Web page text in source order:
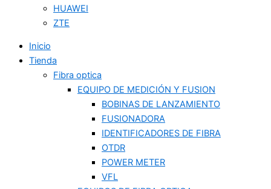
HUAWEI
ZTE
Inicio
Tienda
Fibra optica
EQUIPO DE MEDICIÓN Y FUSION
BOBINAS DE LANZAMIENTO
FUSIONADORA
IDENTIFICADORES DE FIBRA
OTDR
POWER METER
VFL